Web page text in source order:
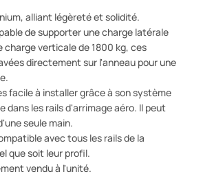
alliant légèreté et solidité.
de supporter une charge latérale
charge verticale de 1800 kg, ces
directement sur l'anneau pour une
facile à installer grâce à son système
dans les rails d'arrimage aéro. Il peut
seule main.
avec tous les rails de la
que soit leur profil.
vendu à l'unité.